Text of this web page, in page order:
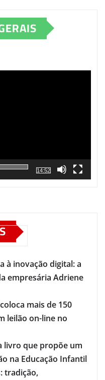
14:52
à inovação digital: a
empresária Adriene
mais de 150
leilão on-line no
livro que propõe um
na Educação Infantil
tradição,